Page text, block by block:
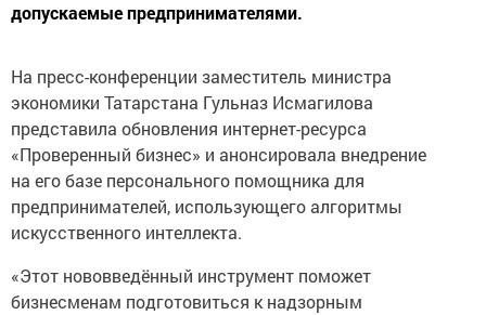
допускаемые предпринимателями.
На пресс-конференции заместитель министра
экономики Татарстана Гульназ Исмагилова
представила обновления интернет-ресурса
«Проверенный бизнес» и анонсировала внедрение
на его базе персонального помощника для
предпринимателей, использующего алгоритмы
искусственного интеллекта.
«Этот нововведённый инструмент поможет
бизнесменам подготовиться к надзорным